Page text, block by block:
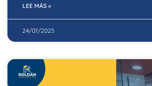
LEE MÁS »
24/07/2025